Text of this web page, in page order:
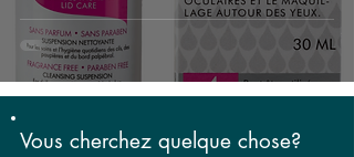
Vous cherchez quelque chose?